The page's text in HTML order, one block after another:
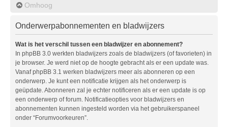
Omhoog
Onderwerpabonnementen en bladwijzers
Wat is het verschil tussen een bladwijzer en abonnement?
In phpBB 3.0 werkten bladwijzers zoals de bladwijzers (of favorieten) in
je browser. Je werd niet op de hoogte gebracht als er een update was.
Vanaf phpBB 3.1 werken bladwijzers meer als abonneren op een
onderwerp. Je kunt een notificatie krijgen als het onderwerp is
geüpdate. Abonneren zal je echter notificeren als er een update is op
een onderwerp of forum. Notificatieopties voor bladwijzers en
abonnementen kunnen ingesteld worden via het gebruikerspaneel
onder “Forumvoorkeuren”.